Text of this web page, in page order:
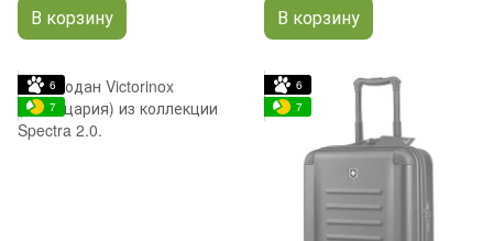
В корзину В корзину
6
7
6
7